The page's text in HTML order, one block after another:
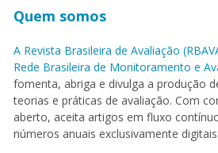
Quem somos
A Revista Brasileira de Avaliação
Rede Brasileira de Monitoramento e
fomenta, abriga e divulga a produção
teorias e práticas de avaliação. Com
aberto, aceita artigos em fluxo
números anuais exclusivamente digitais.